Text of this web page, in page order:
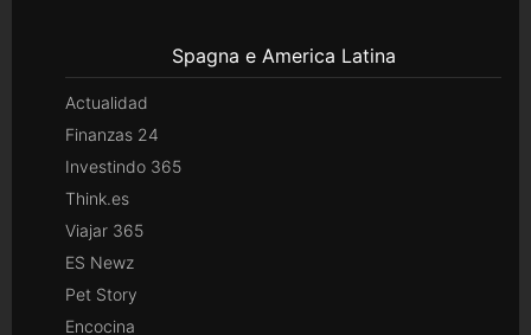
Spagna e America Latina
Actualidad
Finanzas 24
Investindo 365
Think.es
Viajar 365
ES Newz
Pet Story
Encocina